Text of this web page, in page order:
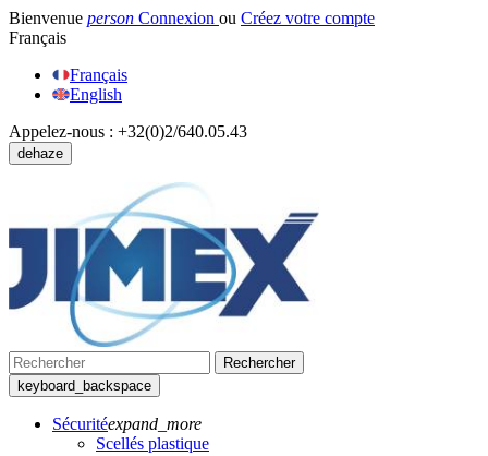
Bienvenue person Connexion ou Créez votre compte
Français
Français
English
Appelez-nous : +32(0)2/640.05.43
dehaze
Rechercher
keyboard_backspace
Sécuritéexpand_more
Scellés plastique